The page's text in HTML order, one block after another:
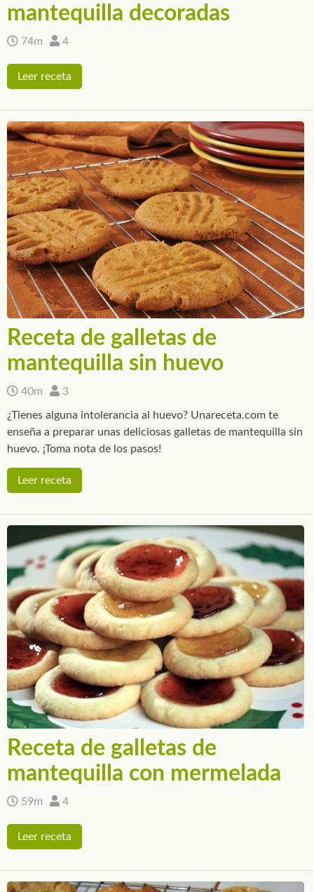
mantequilla decoradas
74m 4
Leer receta
Receta de galletas de
mantequilla sin huevo
40m 3
¿Tienes alguna intolerancia al huevo? Unareceta.com te
enseña a preparar unas deliciosas galletas de mantequilla sin
huevo. ¡Toma nota de los pasos!
Leer receta
Receta de galletas de
mantequilla con mermelada
59m 4
Leer receta